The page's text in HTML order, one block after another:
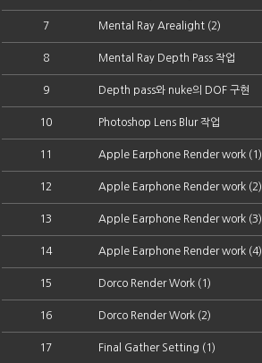
7 Mental Ray Arealight (2)
8 Mental Ray Depth Pass 작업
9 Depth pass와 nuke의 DOF 구현
10 Photoshop Lens Blur 작업
11 Apple Earphone Render work (1)
12 Apple Earphone Render work (2)
13 Apple Earphone Render work (3)
14 Apple Earphone Render work (4)
15 Dorco Render Work (1)
16 Dorco Render Work (2)
17 Final Gather Setting (1)